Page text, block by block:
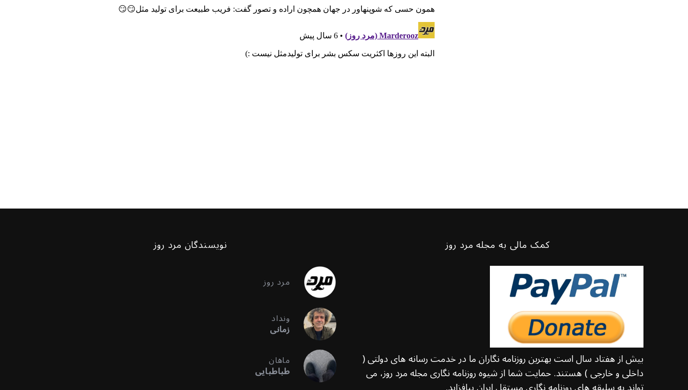
کمک مالی به مجله مرد روز
بیش از هفتاد سال است بهترین روزنامه نگاران ما در خدمت رسانه های دولتی (
داخلی و خارجی ) هستند. حمایت شما از شیوه روزنامه نگاری مجله مرد روز، می
نویسندگان مرد روز
مرد روز
ونداد
زمانی
ماهان
طباطبایی